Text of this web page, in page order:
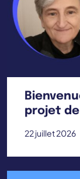
projet
22 juillet 2026